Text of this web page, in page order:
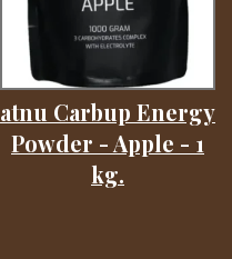
atnu Carbup Energy
Powder - Apple - 1
kg.